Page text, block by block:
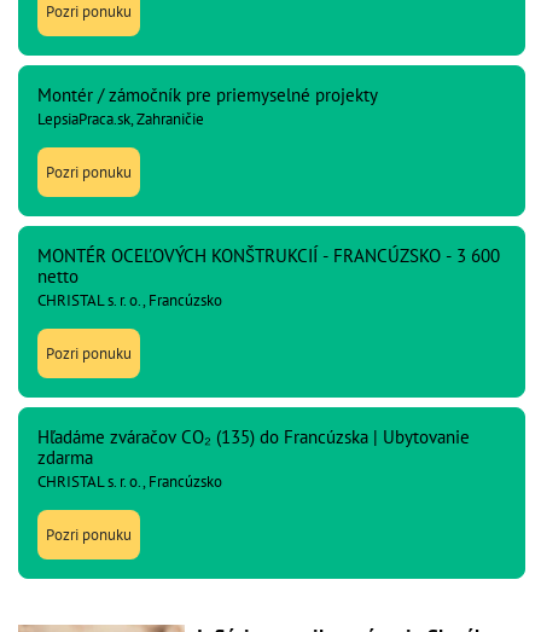
Pozri ponuku
Montér / zámočník pre priemyselné projekty
LepsiaPraca.sk, Zahraničie
Pozri ponuku
MONTÉR OCEĽOVÝCH KONŠTRUKCIÍ - FRANCÚZSKO - 3 600
netto
CHRISTAL s. r. o., Francúzsko
Pozri ponuku
Hľadáme zváračov CO₂ (135) do Francúzska | Ubytovanie
zdarma
CHRISTAL s. r. o., Francúzsko
Pozri ponuku